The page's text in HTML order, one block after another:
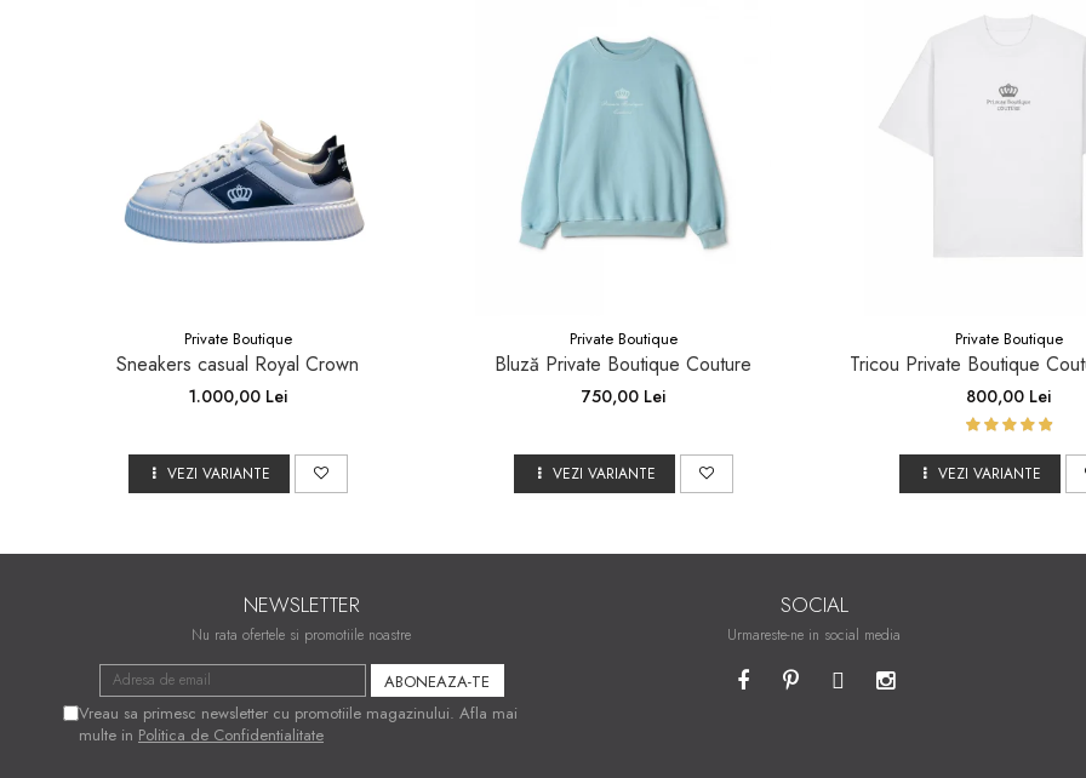
Private Boutique
Sneakers casual Royal Crown
1.000,00 Lei
VEZI VARIANTE
Private Boutique
Bluză Private Boutique Couture
750,00 Lei
VEZI VARIANTE
Private Boutique
Tricou Private Boutique
800,00 Lei
VEZI VARIANTE
NEWSLETTER
Nu rata ofertele si promotiile noastre
Vreau sa primesc newsletter cu promotiile magazinului. Afla mai
multe in Politica de Confidentialitate
SOCIAL
Urmareste-ne in social media